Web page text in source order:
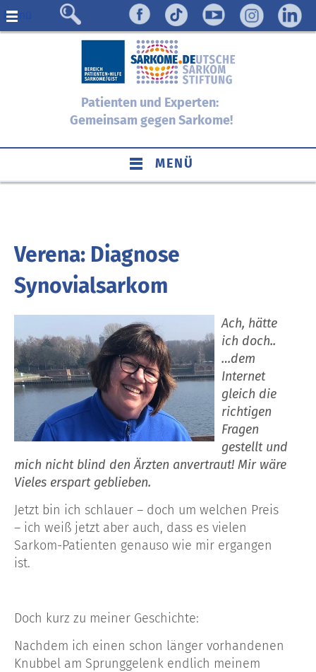
Menü
Patienten und Experten:
Gemeinsam gegen Sarkome!
MENÜ
Verena: Diagnose
Synovialsarkom
Ach, hätte
ich doch..
…dem
Internet
gleich die
richtigen
Fragen
gestellt und
mich nicht blind den Ärzten anvertraut! Mir wäre
Vieles erspart geblieben.
Jetzt bin ich schlauer – doch um welchen Preis
– ich weiß jetzt aber auch, dass es vielen
Sarkom-Patienten genauso wie mir ergangen
ist.
Doch kurz zu meiner Geschichte:
Nachdem ich einen schon länger vorhandenen
Knubbel am Sprunggelenk endlich meinem